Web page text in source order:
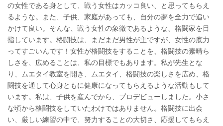
の女性である身として、戦う女性はカッコ良い、と思ってもらえ
るような。また、子供、家庭があっても、自分の夢を全力で追い
かけて良い。そんな、戦う女性の象徴であるような、格闘家を目
指しています。格闘技は、まだまだ男性が主ですが、女性の底力
ってすごいんです！女性が格闘技をすることを、格闘技の素晴ら
しさを、広めることは、私の目標でもあります。私が先生とな
り、ムエタイ教室を開き、ムエタイ、格闘技の楽しさを広め、格
闘技を通して心身ともに健康になってもらえるような活動もして
います。私は、子供を産んでから、プロデビューしました。小さ
な頃から格闘技をしていたわけではありません。格闘技に出会
い、厳しい練習の中で、努力することの大切さ、応援してもらえ